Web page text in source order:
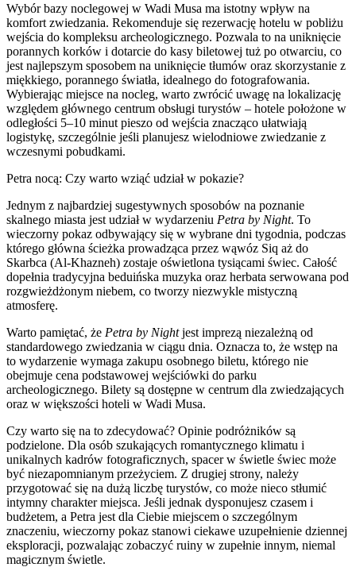
Wybór bazy noclegowej w Wadi Musa ma istotny wpływ na
komfort zwiedzania. Rekomenduje się rezerwację hotelu w pobliżu
wejścia do kompleksu archeologicznego. Pozwala to na uniknięcie
porannych korków i dotarcie do kasy biletowej tuż po otwarciu, co
jest najlepszym sposobem na uniknięcie tłumów oraz skorzystanie z
miękkiego, porannego światła, idealnego do fotografowania.
Wybierając miejsce na nocleg, warto zwrócić uwagę na lokalizację
względem głównego centrum obsługi turystów – hotele położone w
odległości 5–10 minut pieszo od wejścia znacząco ułatwiają
logistykę, szczególnie jeśli planujesz wielodniowe zwiedzanie z
wczesnymi pobudkami.
Petra nocą: Czy warto wziąć udział w pokazie?
Jednym z najbardziej sugestywnych sposobów na poznanie
skalnego miasta jest udział w wydarzeniu Petra by Night. To
wieczorny pokaz odbywający się w wybrane dni tygodnia, podczas
którego główna ścieżka prowadząca przez wąwóz Siq aż do
Skarbca (Al-Khazneh) zostaje oświetlona tysiącami świec. Całość
dopełnia tradycyjna beduińska muzyka oraz herbata serwowana pod
rozgwieżdżonym niebem, co tworzy niezwykle mistyczną
atmosferę.
Warto pamiętać, że Petra by Nightjest imprezą niezależną od
standardowego zwiedzania w ciągu dnia. Oznacza to, że wstęp na
to wydarzenie wymaga zakupu osobnego biletu, którego nie
obejmuje cena podstawowej wejściówki do parku
archeologicznego. Bilety są dostępne w centrum dla zwiedzających
oraz w większości hoteli w Wadi Musa.
Czy warto się na to zdecydować? Opinie podróżników są
podzielone. Dla osób szukających romantycznego klimatu i
unikalnych kadrów fotograficznych, spacer w świetle świec może
być niezapomnianym przeżyciem. Z drugiej strony, należy
przygotować się na dużą liczbę turystów, co może nieco stłumić
intymny charakter miejsca. Jeśli jednak dysponujesz czasem i
budżetem, a Petra jest dla Ciebie miejscem o szczególnym
znaczeniu, wieczorny pokaz stanowi ciekawe uzupełnienie dziennej
eksploracji, pozwalając zobaczyć ruiny w zupełnie innym, niemal
magicznym świetle.